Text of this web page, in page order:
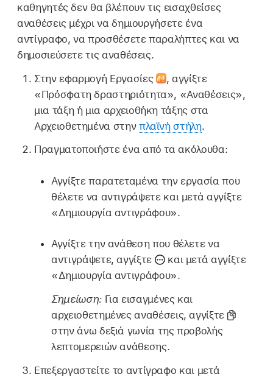
καθηγητές δεν θα βλέπουν τις εισαχθείσες
αναθέσεις μέχρι να δημιουργήσετε ένα
αντίγραφο, να προσθέσετε παραλήπτες και να
δημοσιεύσετε τις αναθέσεις.
Στην εφαρμογή Εργασίες
,αγγίξτε
«Πρόσφατη δραστηριότητα», «Αναθέσεις»,
μια τάξη ή μια αρχειοθήκη τάξης στα
Αρχειοθετημένα στην πλαϊνή στήλη.
Πραγματοποιήστε ένα από τα ακόλουθα:
Αγγίξτε παρατεταμένα την εργασία που
θέλετε να αντιγράψετε και μετά αγγίξτε
«Δημιουργία αντιγράφου».
Αγγίξτε την ανάθεση που θέλετε να
αντιγράψετε, αγγίξτε
και μετά αγγίξτε
«Δημιουργία αντιγράφου».
Σημείωση: Για εισαγμένες και
αρχειοθετημένες αναθέσεις, αγγίξτε
στην άνω δεξιά γωνία της προβολής
λεπτομερειών ανάθεσης.
Επεξεργαστείτε το αντίγραφο και μετά